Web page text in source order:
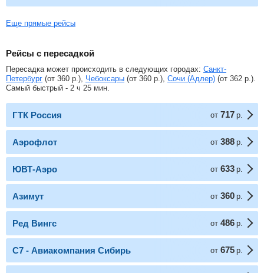
Еще прямые рейсы
Рейсы с пересадкой
Пересадка может происходить в следующих городах: Санкт-
Петербург (от 360 р. ), Чебоксары (от 360 р. ), Сочи (Адлер) (от 362 р. ).
Самый быстрый - 2 ч 25 мин.
ГТК Россия от 717 р.
Аэрофлот от 388 р.
ЮВТ-Аэро от 633 р.
Азимут от 360 р.
Ред Вингс от 486 р.
С7 - Авиакомпания Сибирь от 675 р.